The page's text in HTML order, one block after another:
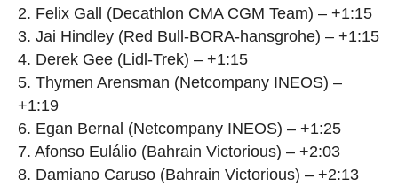
2. Felix Gall (Decathlon CMA CGM Team) – +1:15
3. Jai Hindley (Red Bull-BORA-hansgrohe) – +1:15
4. Derek Gee (Lidl-Trek) – +1:15
5. Thymen Arensman (Netcompany INEOS) –
+1:19
6. Egan Bernal (Netcompany INEOS) – +1:25
7. Afonso Eulálio (Bahrain Victorious) – +2:03
8. Damiano Caruso (Bahrain Victorious) – +2:13